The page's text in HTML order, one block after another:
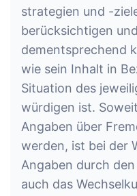
strategien und -
berücksichtigen
dementsprechend
wie sein Inhalt in
Situation des
würdigen ist.
Angaben über
werden, ist bei der
Angaben durch
auch das